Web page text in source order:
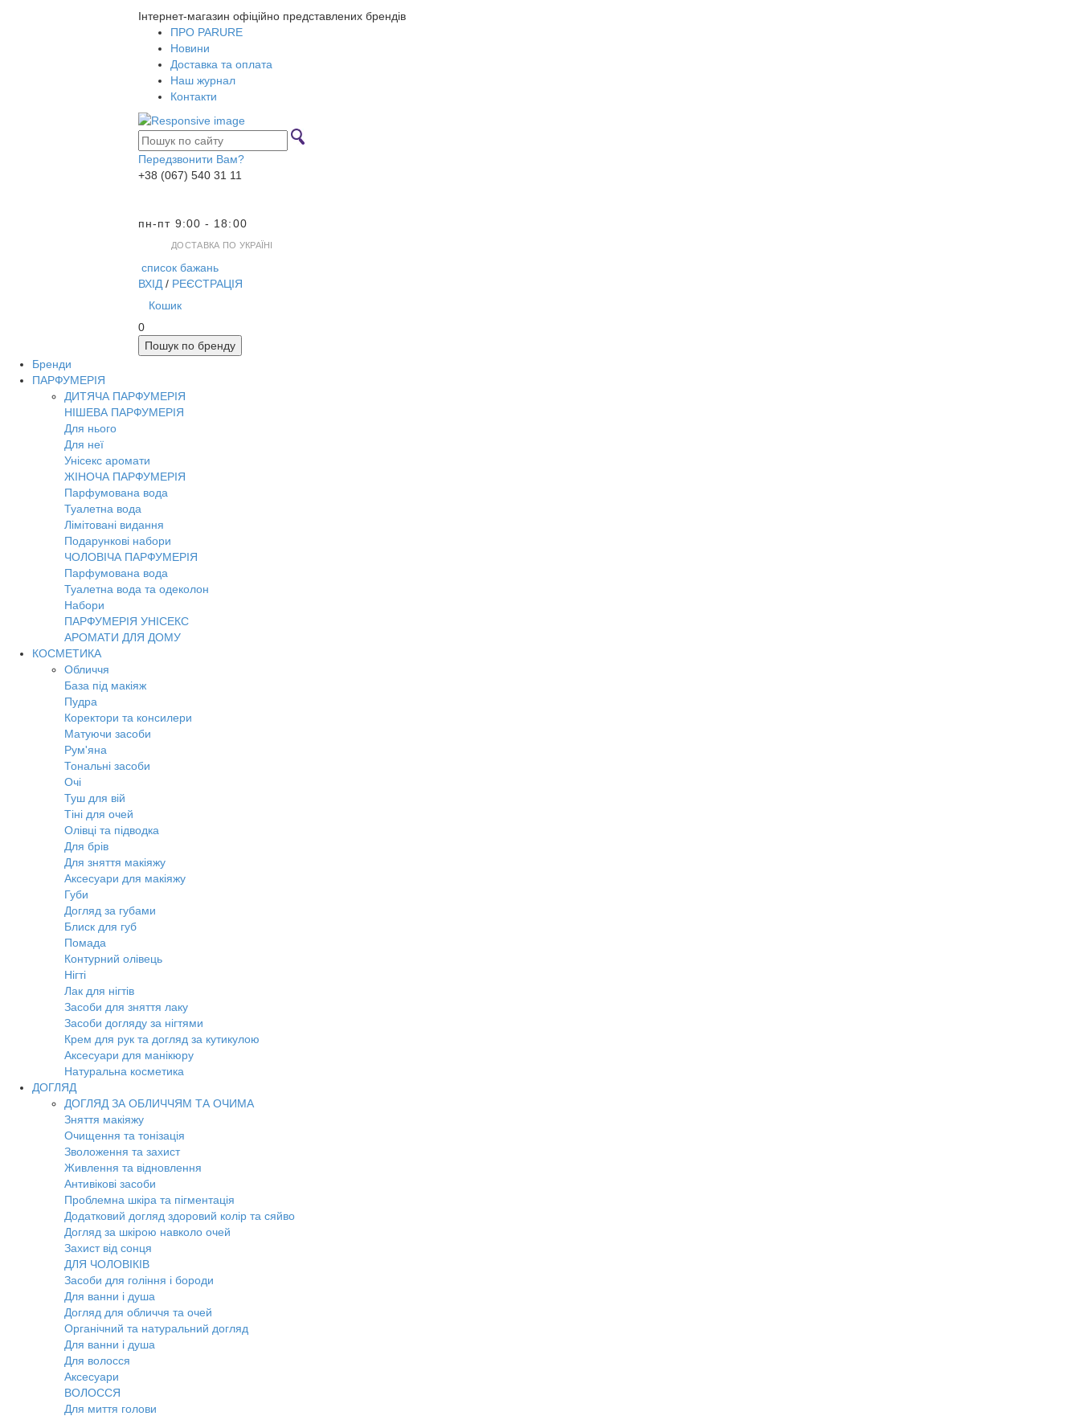
Інтернет-магазин офіційно представлених брендів
ПРО PARURE
Новини
Доставка та оплата
Наш журнал
Контакти
Передзвонити Вам?
+38 (067) 540 31 11
пн-пт 9:00 - 18:00
ДОСТАВКА ПО УКРАЇНІ
список бажань
ВХІД / РЕЄСТРАЦІЯ
Кошик
0
Пошук по бренду
Бренди
ПАРФУМЕРІЯ
ДИТЯЧА ПАРФУМЕРІЯ
НІШЕВА ПАРФУМЕРІЯ
Для нього
Для неї
Унісекс аромати
ЖІНОЧА ПАРФУМЕРІЯ
Парфумована вода
Туалетна вода
Лімітовані видання
Подарункові набори
ЧОЛОВІЧА ПАРФУМЕРІЯ
Парфумована вода
Туалетна вода та одеколон
Набори
ПАРФУМЕРІЯ УНІСЕКС
АРОМАТИ ДЛЯ ДОМУ
КОСМЕТИКА
Обличчя
База під макіяж
Пудра
Коректори та консилери
Матуючи засоби
Рум'яна
Тональні засоби
Очі
Туш для вій
Тіні для очей
Олівці та підводка
Для брів
Для зняття макіяжу
Аксесуари для макіяжу
Губи
Догляд за губами
Блиск для губ
Помада
Контурний олівець
Нігті
Лак для нігтів
Засоби для зняття лаку
Засоби догляду за нігтями
Крем для рук та догляд за кутикулою
Аксесуари для манікюру
Натуральна косметика
ДОГЛЯД
ДОГЛЯД ЗА ОБЛИЧЧЯМ ТА ОЧИМА
Зняття макіяжу
Очищення та тонізація
Зволоження та захист
Живлення та відновлення
Антивікові засоби
Проблемна шкіра та пігментація
Додатковий догляд здоровий колір та сяйво
Догляд за шкірою навколо очей
Захист від сонця
ДЛЯ ЧОЛОВІКІВ
Засоби для гоління і бороди
Для ванни і душа
Догляд для обличчя та очей
Органічний та натуральний догляд
Для ванни і душа
Для волосся
Аксесуари
ВОЛОССЯ
Для миття голови